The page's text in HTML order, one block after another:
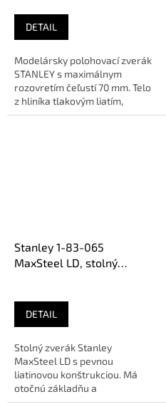
DETAIL
Modelársky polohovací zverák
STANLEY s maximálnym
rozovretím čeľustí 70 mm. Telo
z hliníka tlakovým liatím,
oceľové spojovacie prvky....
Stanley 1-83-065
MaxSteel LD, stolný
DETAIL
Stolný zverák Stanley
MaxSteel LD s pevnou
liatinovou konštrukciou. Má
otočnú základňu a
chrómované